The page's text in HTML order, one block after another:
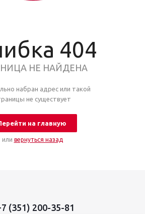
404
НЕ НАЙДЕНА
набран адрес или такой
не существует
на главную
или вернуться назад
(351) 200-35-81